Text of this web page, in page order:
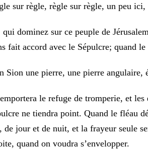
sur règle, règle sur règle, un peu ici,
qui dominez sur ce peuple de Jérusalem
fait accord avec le Sépulcre; quand le
Sion une pierre, une pierre angulaire,
emportera le refuge de tromperie, et les
ne tiendra point. Quand le fléau
, de jour et de nuit, et la frayeur seule
, quand on voudra s’envelopper.